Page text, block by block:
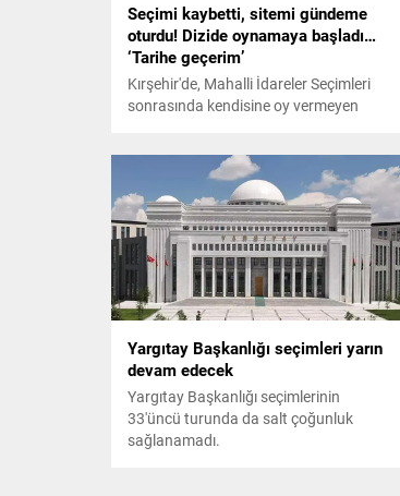
Seçimi kaybetti, sitemi gündeme
oturdu! Dizide oynamaya başladı…
‘Tarihe geçerim’
Kırşehir'de, Mahalli İdareler Seçimleri
sonrasında kendisine oy vermeyen
Yargıtay Başkanlığı seçimleri yarın
devam edecek
Yargıtay Başkanlığı seçimlerinin
33'üncü turunda da salt çoğunluk
sağlanamadı.